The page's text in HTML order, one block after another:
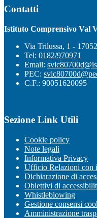
Contatti
Istituto Comprensivo Val
Via Trilussa, 1 -
Tel: 0182/970971
Email:
PEC:
C.F.: 90051620095
Sezione Link Utili
Cookie policy
Note legali
Informativa Privacy
Ufficio Relazioni con
Dichiarazione di
Obiettivi di
Whistleblowing
Gestione consensi
Amministrazione